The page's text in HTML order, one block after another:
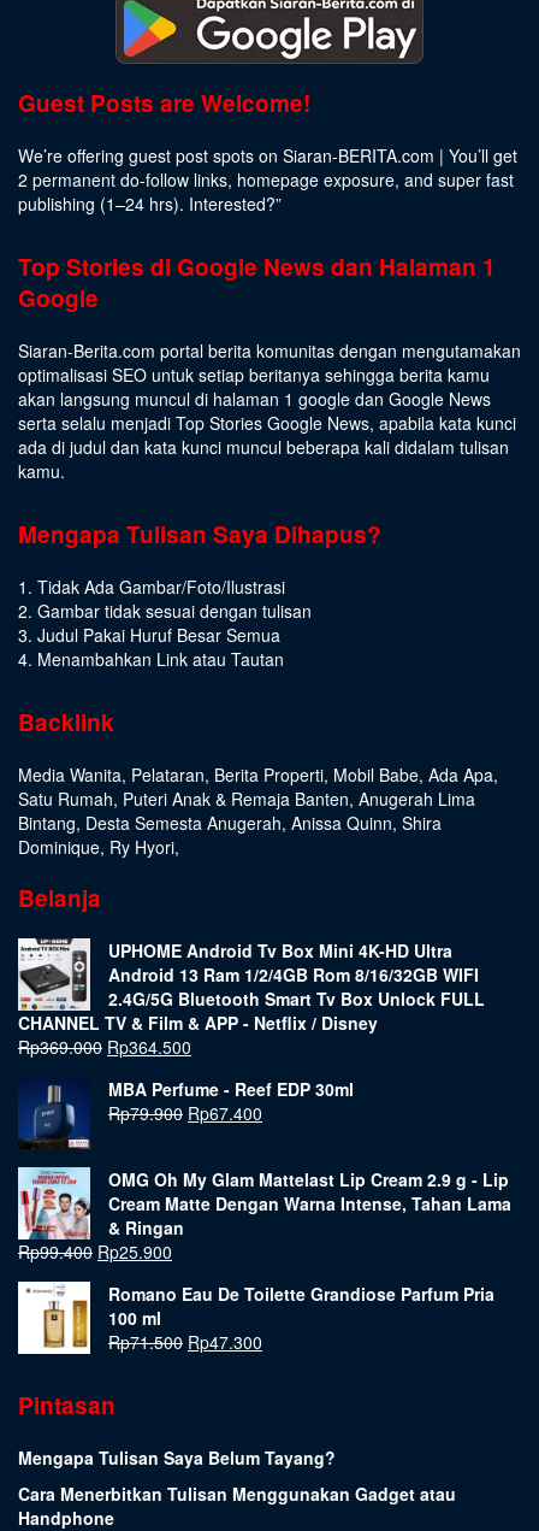
Guest Posts are Welcome!
We’re offering guest post spots on Siaran-BERITA.com | You’ll get
2 permanent do-follow links, homepage exposure, and super fast
publishing (1–24 hrs). Interested?”
Top Stories di Google News dan Halaman 1
Google
Siaran-Berita.com portal berita komunitas dengan mengutamakan
optimalisasi SEO untuk setiap beritanya sehingga berita kamu
akan langsung muncul di halaman 1 google dan Google News
serta selalu menjadi Top Stories Google News, apabila kata kunci
ada di judul dan kata kunci muncul beberapa kali didalam tulisan
kamu.
Mengapa Tulisan Saya Dihapus?
1. Tidak Ada Gambar/Foto/Ilustrasi
2. Gambar tidak sesuai dengan tulisan
3. Judul Pakai Huruf Besar Semua
4. Menambahkan Link atau Tautan
Backlink
Media Wanita, Pelataran, Berita Properti, Mobil Babe, Ada Apa,
Satu Rumah, Puteri Anak & Remaja Banten, Anugerah Lima
Bintang, Desta Semesta Anugerah, Anissa Quinn, Shira
Dominique, Ry Hyori,
Belanja
UPHOME Android Tv Box Mini 4K-HD Ultra
Android 13 Ram 1/2/4GB Rom 8/16/32GB WIFI
2.4G/5G Bluetooth Smart Tv Box Unlock FULL
CHANNEL TV & Film & APP - Netflix / Disney
Rp369.000 Rp364.500
MBA Perfume - Reef EDP 30ml
Rp79.900 Rp67.400
OMG Oh My Glam Mattelast Lip Cream 2.9 g - Lip
Cream Matte Dengan Warna Intense, Tahan Lama
& Ringan
Rp99.400 Rp25.900
Romano Eau De Toilette Grandiose Parfum Pria
100 ml
Rp71.500 Rp47.300
Pintasan
Mengapa Tulisan Saya Belum Tayang?
Cara Menerbitkan Tulisan Menggunakan Gadget atau
Handphone